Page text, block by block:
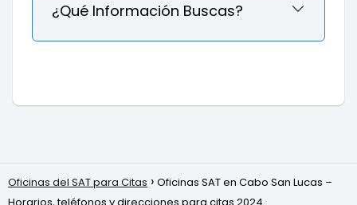
¿Qué Información Buscas?
Oficinas del SAT para Citas
Oficinas SAT en Cabo San Lucas –